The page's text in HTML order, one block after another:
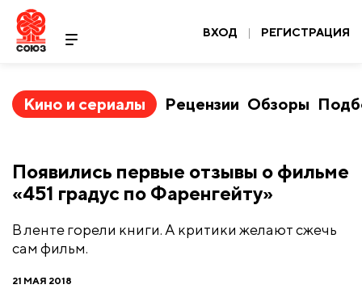
ВХОД | РЕГИСТРАЦИЯ
Кино и сериалы Рецензии Обзоры
Появились первые отзывы о фильме
«451 градус по Фаренгейту»
В ленте горели книги. А критики желают сжечь
сам фильм.
21 МАЯ 2018